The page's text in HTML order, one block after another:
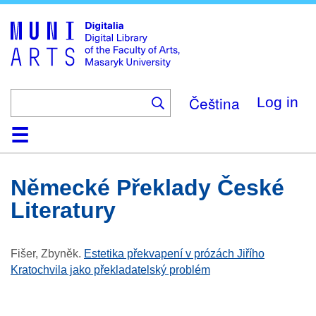
main
content
Čeština Log in
HomeCollections
Browse
Search
About
HelpContactDigitalia
Německé Překlady České
Literatury
Fišer, Zbyněk. Estetika překvapení v prózách Jiřího
Kratochvila jako překladatelský problém